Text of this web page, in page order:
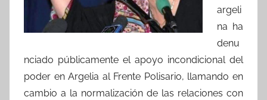
argeli
na ha
denu
nciado públicamente el apoyo incondicional del
poder en Argelia al Frente Polisario, llamando en
cambio a la normalización de las relaciones con